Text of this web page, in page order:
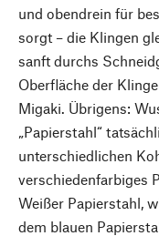
und obendrein für
sorgt – die Klingen
sanft durchs
Oberfläche der
Migaki. Übrigens:
„Papierstahl“
unterschiedlichen
verschiedenfarbiges
Weißer Papierstahl,
dem blauen